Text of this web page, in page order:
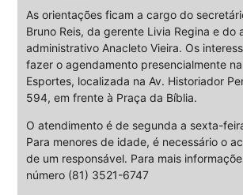
As orientações ficam a cargo do
Bruno Reis, da gerente Livia Regina e do
administrativo Anacleto Vieira. Os
fazer o agendamento presencialmente
Esportes, localizada na Av. Historiador
594, em frente à Praça da Bíblia.
O atendimento é de segunda a sexta-
Para menores de idade, é necessário o
de um responsável. Para mais
número (81) 3521-6747